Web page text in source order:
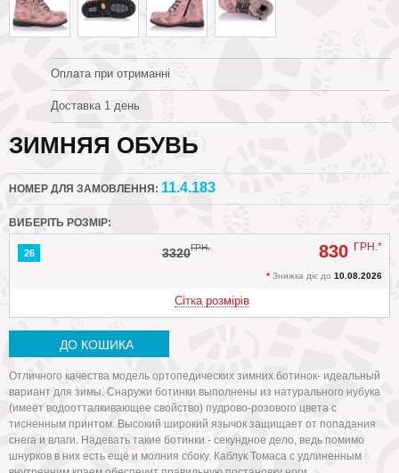
Оплата при отриманні
Доставка 1 день
ЗИМНЯЯ ОБУВЬ
НОМЕР ДЛЯ ЗАМОВЛЕННЯ: 11.4.183
ВИБЕРІТЬ РОЗМІР:
26 3320ГРН. 830 ГРН.*
* Знижка діє до 10.08.2026
Сітка розмірів
ДО КОШИКА
Отличного качества модель ортопедических зимних ботинок- идеальный
вариант для зимы. Снаружи ботинки выполнены из натурального нубука
(имеет водоотталкивающее свойство) пудрово-розового цвета с
тисненным принтом. Высокий широкий язычок защищает от попадания
снега и влаги. Надевать такие ботинки - секундное дело, ведь помимо
шнурков в них есть ещё и молния сбоку. Каблук Томаса с удлиненным